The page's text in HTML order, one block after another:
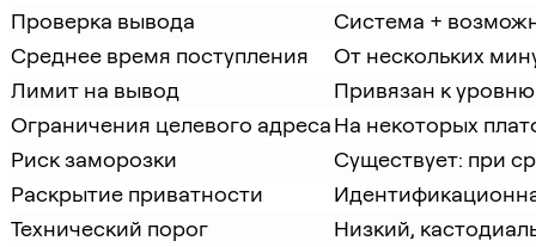
Проверка вывода
Система +
Среднее время поступления
От нескольких
Лимит на вывод
Привязан к уровню
Ограничения целевого адресаНа некоторых
Риск заморозки
Существует: при
Раскрытие приватности
Технический порог
Низкий,